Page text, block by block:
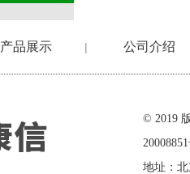
产品展示 | 公司介绍
© 2019
地址：